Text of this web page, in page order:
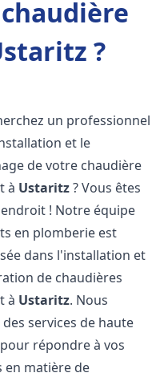
?
un professionnel
et le
de votre chaudière
à Ustaritz? Vous êtes
! Notre équipe
en plomberie est
dans l'installation et
de chaudières
à Ustaritz. Nous
services de haute
répondre à vos
en matière de